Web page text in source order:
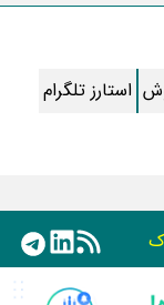
تصویری
پنه
استارز تلگرام
سایر رسانه ها فقط